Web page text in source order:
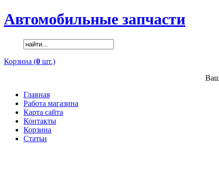
Автомобильные запчасти
Корзина (0 шт.)
Главная
Работа магазина
Карта сайта
Контакты
Корзина
Статьи